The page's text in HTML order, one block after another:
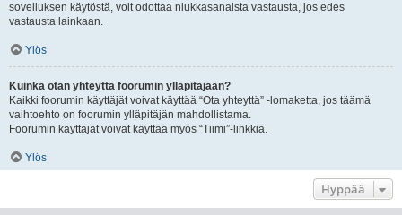
sovelluksen käytöstä, voit odottaa niukkasanaista vastausta, jos edes
vastausta lainkaan.
Ylös
Kuinka otan yhteyttä foorumin ylläpitäjään?
Kaikki foorumin käyttäjät voivat käyttää “Ota yhteyttä” -lomaketta, jos täämä
vaihtoehto on foorumin ylläpitäjän mahdollistama.
Foorumin käyttäjät voivat käyttää myös “Tiimi”-linkkiä.
Ylös
Hyppää